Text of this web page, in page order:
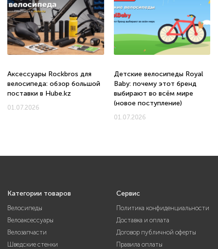
Аксессуары Rockbros для
велосипеда: обзор большой
поставки в Hube.kz
01.07.2026
Детские велосипеды Royal
Baby: почему этот бренд
выбирают во всём мире
(новое поступление)
01.07.2026
Категории товаров
Велосипеды
Велоаксессуары
Велозапчасти
Шведские стенки
Сервис
Политика конфиденциальности
Доставка и оплата
Договор публичной оферты
Правила оплаты